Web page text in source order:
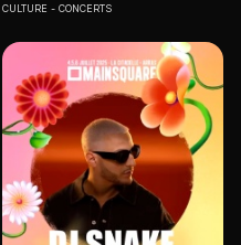
CULTURE CONCERTS